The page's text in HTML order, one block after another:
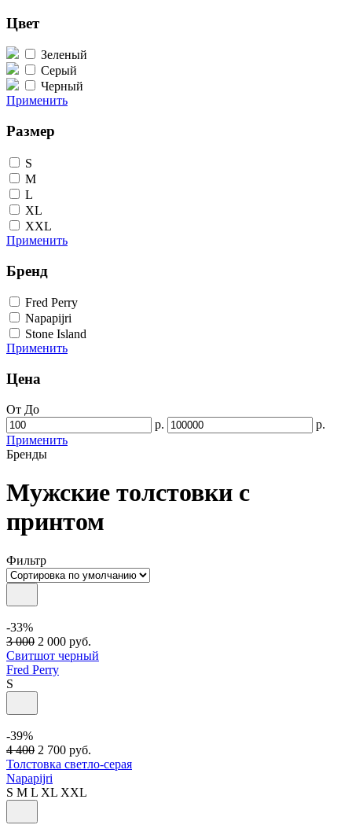
Цвет
Зеленый
Серый
Черный
Применить
Размер
S
M
L
XL
XXL
Применить
Бренд
Fred Perry
Napapijri
Stone Island
Применить
Цена
От До
р.
р.
Применить
Бренды
Мужские толстовки с
принтом
Фильтр
-33%
3 000 2 000 руб.
Свитшот черный
Fred Perry
S
-39%
4 400 2 700 руб.
Толстовка светло-серая
Napapijri
S M L XL XXL